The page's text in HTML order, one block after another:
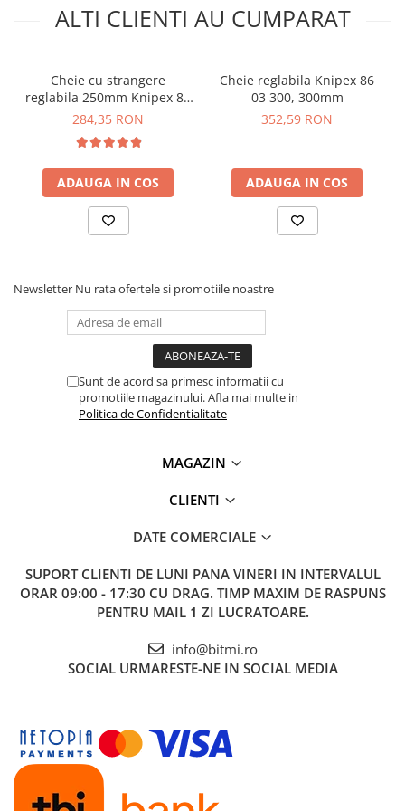
ALTI CLIENTI AU CUMPARAT
Cheie cu strangere
reglabila 250mm Knipex 86
03 250
284,35 RON
ADAUGA IN COS
Cheie reglabila Knipex 86
03 300, 300mm
352,59 RON
ADAUGA IN COS
Newsletter Nu rata ofertele si promotiile noastre
Sunt de acord sa primesc informatii cu
promotiile magazinului. Afla mai multe in
Politica de Confidentialitate
MAGAZIN
CLIENTI
DATE COMERCIALE
SUPORT CLIENTI DE LUNI PANA VINERI IN INTERVALUL
ORAR 09:00 - 17:30 CU DRAG. TIMP MAXIM DE RASPUNS
PENTRU MAIL 1 ZI LUCRATOARE.
info@bitmi.ro
SOCIAL URMARESTE-NE IN SOCIAL MEDIA